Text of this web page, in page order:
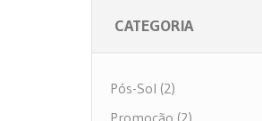
CATEGORIA
Pós-Sol (2)
Promoção (2)